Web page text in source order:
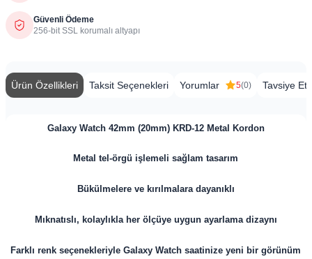
Güvenli Ödeme
256-bit SSL korumalı altyapı
Ürün Özellikleri Taksit Seçenekleri Yorumlar 5(0) Tavsiye Et
Galaxy Watch 42mm (20mm) KRD-12 Metal Kordon
Metal tel-örgü işlemeli sağlam tasarım
Bükülmelere ve kırılmalara dayanıklı
Mıknatıslı, kolaylıkla her ölçüye uygun ayarlama dizaynı
Farklı renk seçenekleriyle Galaxy Watch saatinize yeni bir görünüm